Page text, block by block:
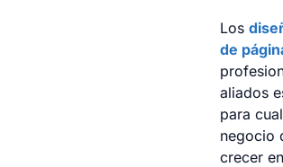
Los
de
aliados
para
negocio
crecer